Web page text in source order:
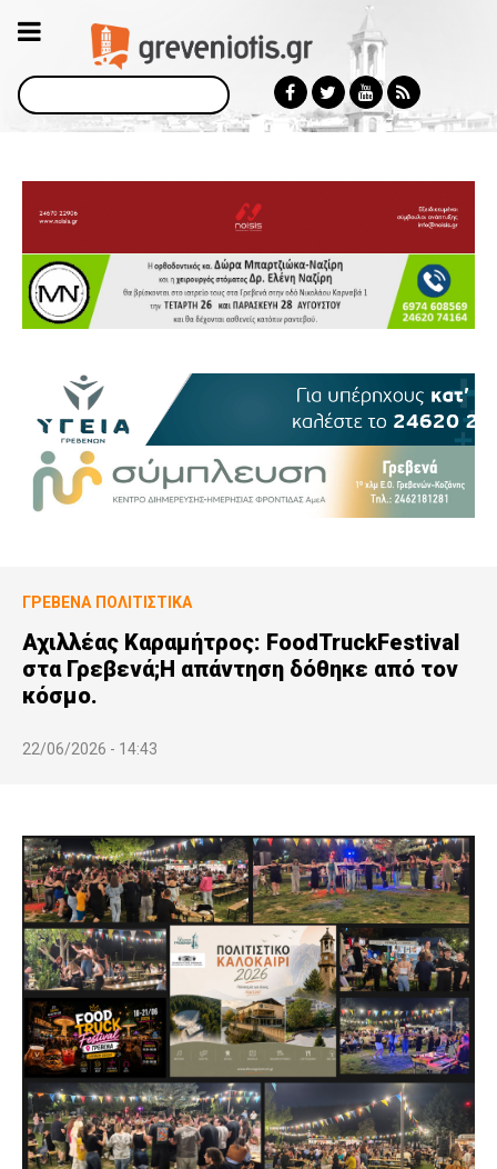
Αναζήτηση
ΓΡΕΒΕΝΆ ΠΟΛΙΤΙΣΤΙΚΆ
Αχιλλέας Καραμήτρος: FoodTruckFestival
στα Γρεβενά;Η απάντηση δόθηκε από τον
κόσμο.
22/06/2026 - 14:43